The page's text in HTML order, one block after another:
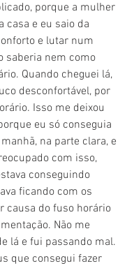
porque a mulher
casa e eu saio da
e lutar num
saberia nem como
Quando cheguei lá,
desconfortável, por
Isso me deixou
eu só conseguia
na parte clara, e
com isso,
conseguindo
ficando com os
causa do fuso horário
Não me
lá e fui passando mal.
que consegui fazer